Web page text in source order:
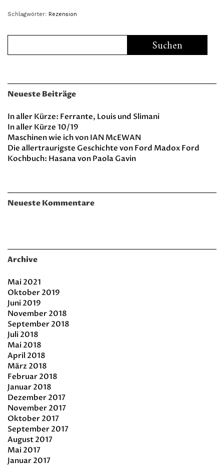
Schlagwörter: Rezension
Neueste Beiträge
In aller Kürze: Ferrante, Louis und Slimani
In aller Kürze 10/19
Maschinen wie ich von IAN McEWAN
Die allertraurigste Geschichte von Ford Madox Ford
Kochbuch: Hasana von Paola Gavin
Neueste Kommentare
Archive
Mai 2021
Oktober 2019
Juni 2019
November 2018
September 2018
Juli 2018
Mai 2018
April 2018
März 2018
Februar 2018
Januar 2018
Dezember 2017
November 2017
Oktober 2017
September 2017
August 2017
Mai 2017
Januar 2017